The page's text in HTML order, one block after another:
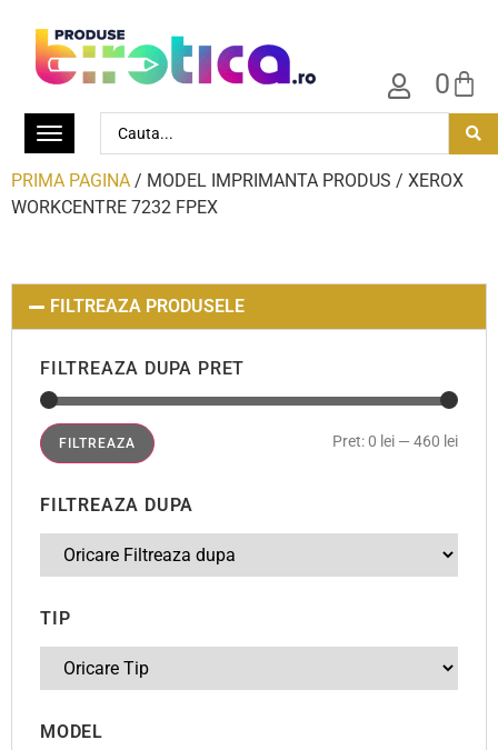
0
PRIMA PAGINA / MODEL IMPRIMANTA PRODUS / XEROX
WORKCENTRE 7232 FPEX
FILTREAZA PRODUSELE
FILTREAZA DUPA PRET
FILTREAZA Pret:0 lei — 460 lei
FILTREAZA DUPA
TIP
MODEL